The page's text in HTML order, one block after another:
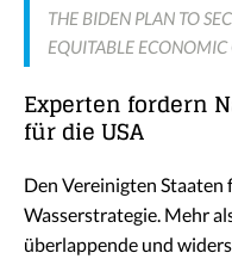
THE BIDEN PLAN TO
EQUITABLE
Experten fordern
für die USA
Den Vereinigten Staaten
Wasserstrategie. Mehr
überlappende und